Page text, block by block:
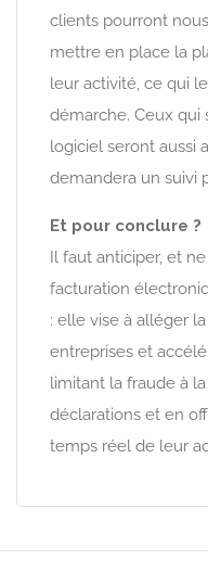
clients pourront
mettre en place la
leur activité, ce qui
démarche. Ceux qui
logiciel seront aussi
demandera un suivi
Et pour conclure ?
Il faut anticiper, et
facturation
: elle vise à alléger
entreprises et
limitant la fraude à
déclarations et en
temps réel de leur